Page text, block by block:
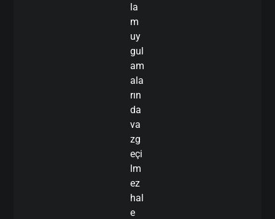
la
m
uy
gul
am
ala
rın
da
va
zg
eçi
lm
ez
hal
e